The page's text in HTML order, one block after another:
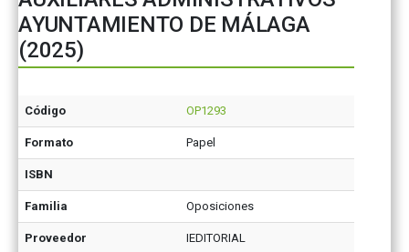
AYUNTAMIENTO DE MÁLAGA
(2025)
Código OP1293
Formato Papel
ISBN
Familia Oposiciones
Proveedor IEDITORIAL